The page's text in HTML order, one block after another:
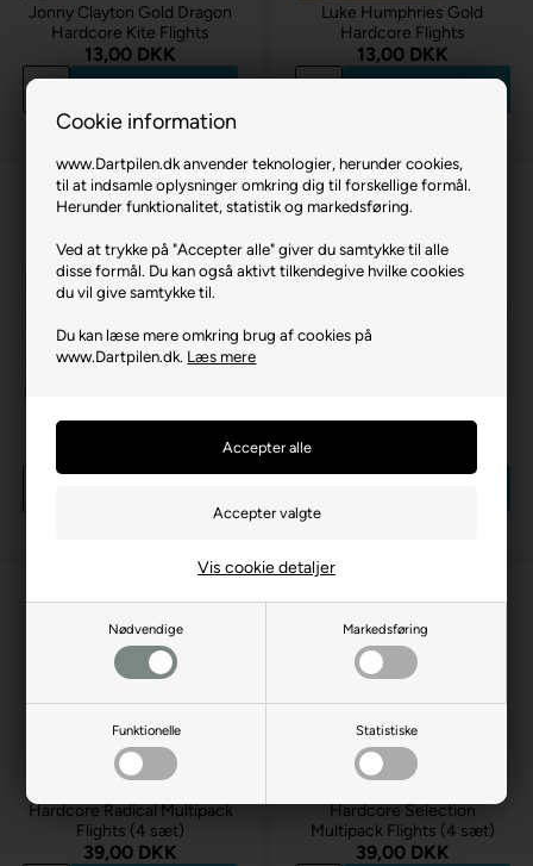
Cookie information
www.Dartpilen.dk anvender teknologier, herunder cookies,
til at indsamle oplysninger omkring dig til forskellige formål.
Herunder funktionalitet, statistik og markedsføring.
Ved at trykke på "Accepter alle" giver du samtykke til alle
disse formål. Du kan også aktivt tilkendegive hvilke cookies
du vil give samtykke til.
Du kan læse mere omkring brug af cookies på
www.Dartpilen.dk. Læs mere
Nødvendige Markedsføring
Funktionelle Statistiske
Vis cookie detaljer
Jonny Clayton Gold Dragon
Hardcore Kite Flights
13,00 DKK
på lager
Luke Humphries Gold
Hardcore Flights
13,00 DKK
Luke Humphries TX1 Flights
Hardcore Radical Multipack
Flights (4 sæt)
39,00 DKK
Hardcore Selection
Multipack Flights (4 sæt)
39,00 DKK